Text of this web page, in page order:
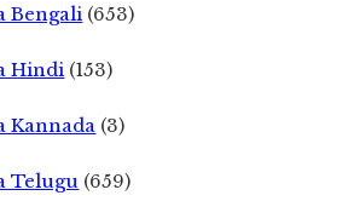
Bengali (653)
Hindi (153)
Kannada (3)
Telugu (659)